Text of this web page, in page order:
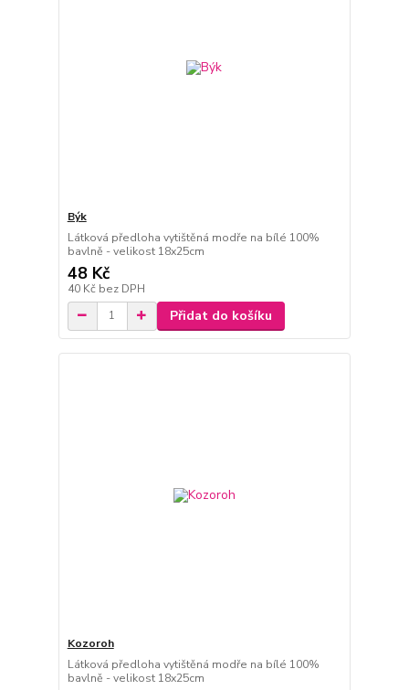
Býk
Látková předloha vytištěná modře na bílé 100%
bavlně - velikost 18x25cm
48 Kč
40 Kč bez DPH
Přidat do košíku
Kozoroh
Látková předloha vytištěná modře na bílé 100%
bavlně - velikost 18x25cm